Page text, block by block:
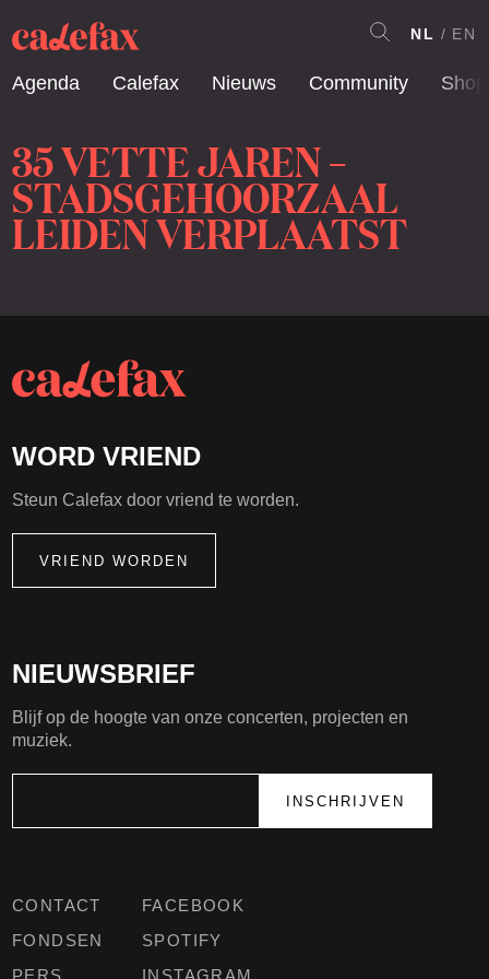
Agenda Calefax Nieuws Community Shop
NL EN
35 VETTE JAREN –
STADSGEHOORZAAL
LEIDEN VERPLAATST
CONTACT
FONDSEN
PERS
FACEBOOK
SPOTIFY
INSTAGRAM
NIEUWSBRIEF
Blijf op de hoogte van onze concerten, projecten en
muziek.
WORD VRIEND
Steun Calefax door vriend te worden.
VRIEND WORDEN